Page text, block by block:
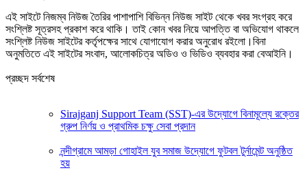
এই সাইটে নিজম্ব নিউজ তৈরির পাশাপাশি বিভিন্ন নিউজ সাইট থেকে খবর সংগ্রহ করে
সংশ্লিষ্ট সূত্রসহ প্রকাশ করে থাকি। তাই কোন খবর নিয়ে আপত্তি বা অভিযোগ থাকলে
সংশ্লিষ্ট নিউজ সাইটের কর্তৃপক্ষের সাথে যোগাযোগ করার অনুরোধ রইলো।বিনা
অনুমতিতে এই সাইটের সংবাদ, আলোকচিত্র অডিও ও ভিডিও ব্যবহার করা বেআইনি।
প্রচ্ছদ সর্বশেষ
Sirajganj Support Team (SST)-এর উদ্যোগে বিনামূল্যে রক্তের
গ্রুপ নির্ণয় ও প্রাথমিক চক্ষু সেবা প্রদান
নন্দীগ্রামে আমড়া গোহাইল যুব সমাজ উদ্যোগে ফুটবল টুর্নামেন্ট অনুষ্ঠিত
হয়